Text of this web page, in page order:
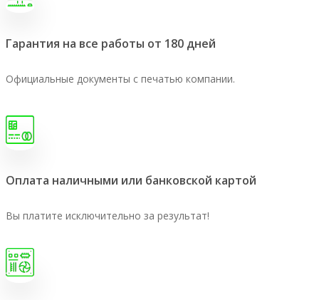
Гарантия на все работы от 180 дней
Официальные документы с печатью компании.
Оплата наличными или банковской картой
Вы платите исключительно за результат!